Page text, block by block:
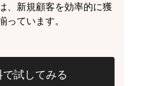
、 新規顧客を効率的に獲
っています。
試してみる